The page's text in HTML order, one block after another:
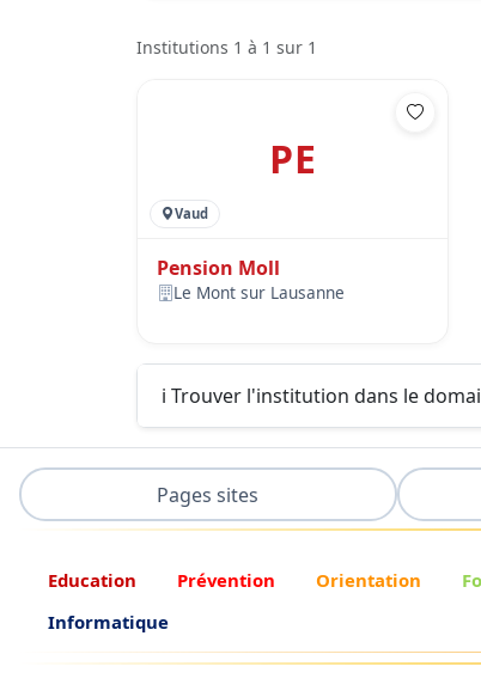
Institutions 1 à 1 sur 1
PE
Vaud
Pension Moll
Le Mont sur Lausanne
ℹ️ Trouver l'institution dans le
Pages sites
Education Prévention Orientation
Informatique